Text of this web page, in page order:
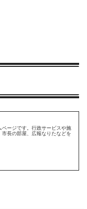
ージです。行政サービスや施
長の部屋、広報なりたなどを